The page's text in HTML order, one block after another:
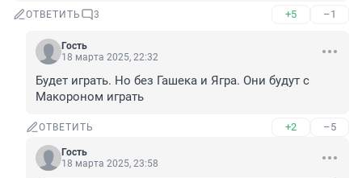
ОТВЕТИТЬ 3 +5 –1
Гость
18 марта 2025, 22:32
Будет играть. Но без Гашека и Ягра. Они будут с
Макороном играть
ОТВЕТИТЬ +2 –5
Гость
18 марта 2025, 23:58